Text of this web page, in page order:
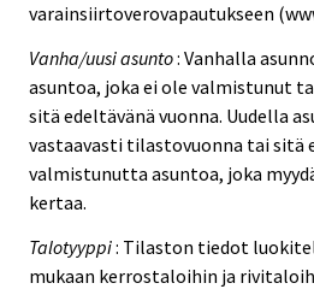
varainsiirtoverovapautukseen
Vanha/uusi asunto: Vanhalla
asuntoa, joka ei ole valmistunut
sitä edeltävänä vuonna. Uudella
vastaavasti tilastovuonna tai sitä
valmistunutta asuntoa, joka
kertaa.
Talotyyppi: Tilaston tiedot
mukaan kerrostaloihin ja